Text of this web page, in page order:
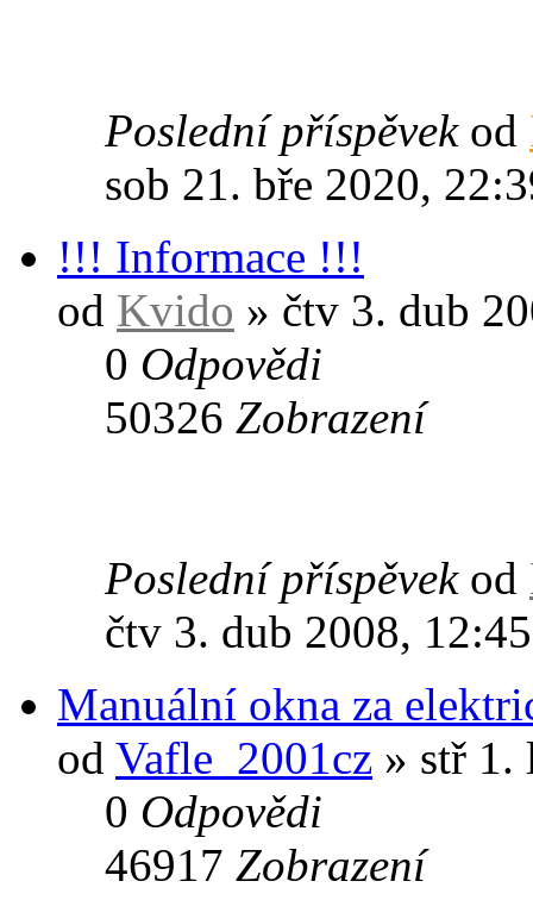
Poslední příspěvek od
sob 21. bře 2020,
!!! Informace !!!
od Kvido » čtv 3. dub
0 Odpovědi
50326 Zobrazení
Poslední příspěvek od
čtv 3. dub 2008, 12:45
Manuální okna za
od Vafle_2001cz » stř 1.
0 Odpovědi
46917 Zobrazení